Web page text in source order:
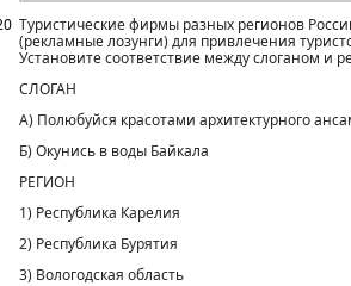
Туристические фирмы разных регионов
(рекламные лозунги) для привлечения
Установите соответствие между слоганом и
СЛОГАН
А) Полюбуйся красотами архитектурного
Б) Окунись в воды Байкала
РЕГИОН
1) Республика Карелия
2) Республика Бурятия
3) Вологодская область